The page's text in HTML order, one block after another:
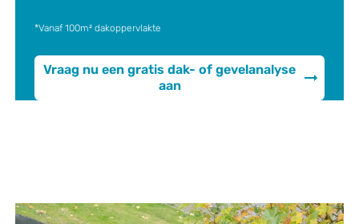
*Vanaf 100m² dakoppervlakte
Vraag nu een gratis dak- of gevelanalyse
aan